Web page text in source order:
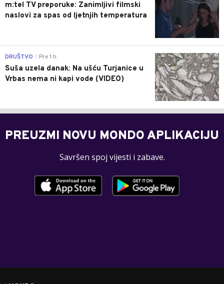
m:tel TV preporuke: Zanimljivi filmski
naslovi za spas od ljetnjih temperatura
0
DRUŠTVO Pre 1 h
Suša uzela danak: Na ušću Turjanice u
Vrbas nema ni kapi vode (VIDEO)
PREUZMI NOVU MONDO APLIKACIJU
Savršen spoj vijesti i zabave.